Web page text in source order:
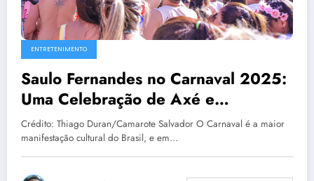
ENTRETENIMENTO
Saulo Fernandes no Carnaval 2025:
Uma Celebração de Axé e
Solidariedade
Crédito: Thiago Duran/Camarote Salvador O Carnaval é a maior
manifestação cultural do Brasil, e em…